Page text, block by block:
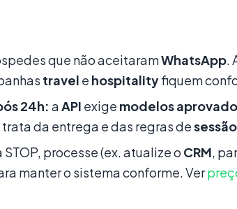
que não aceitaramWhatsApp .
travel e hospitalityfiquem
24h: a API exige modelos
trata da entrega e das regras desessão
processe (ex. atualize o CRM ,
manter o sistema conforme. Ver